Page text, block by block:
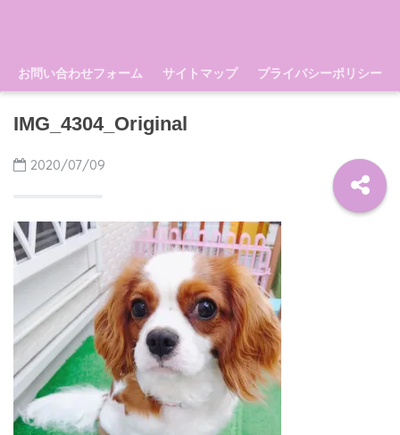
お問い合わせフォーム サイトマップ プライバシーポリシー
IMG_4304_Original
2020/07/09